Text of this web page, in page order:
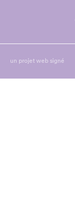
un projet web signé